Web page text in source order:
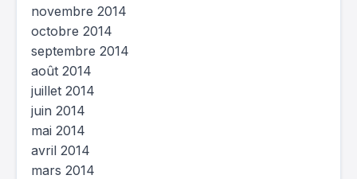
novembre 2014
octobre 2014
septembre 2014
août 2014
juillet 2014
juin 2014
mai 2014
avril 2014
mars 2014